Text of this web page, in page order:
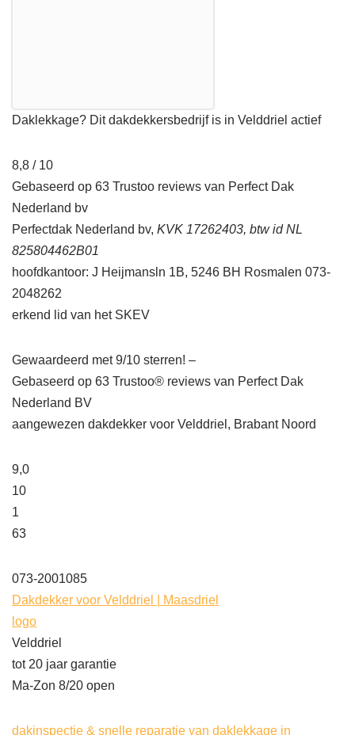
Daklekkage? Dit dakdekkersbedrijf is in Velddriel actief
8,8 / 10
Gebaseerd op 63 Trustoo reviews van Perfect Dak
Nederland bv
Perfectdak Nederland bv, KVK 17262403, btw id NL
825804462B01
hoofdkantoor: J Heijmansln 1B, 5246 BH Rosmalen 073-
2048262
erkend lid van het SKEV
Gewaardeerd met 9/10 sterren! –
Gebaseerd op 63 Trustoo® reviews van Perfect Dak
Nederland BV
aangewezen dakdekker voor Velddriel, Brabant Noord
9,0
10
1
63
073-2001085
Dakdekker voor Velddriel | Maasdriel
logo
Velddriel
tot 20 jaar garantie
Ma-Zon 8/20 open
dakinspectie & snelle reparatie van daklekkage in